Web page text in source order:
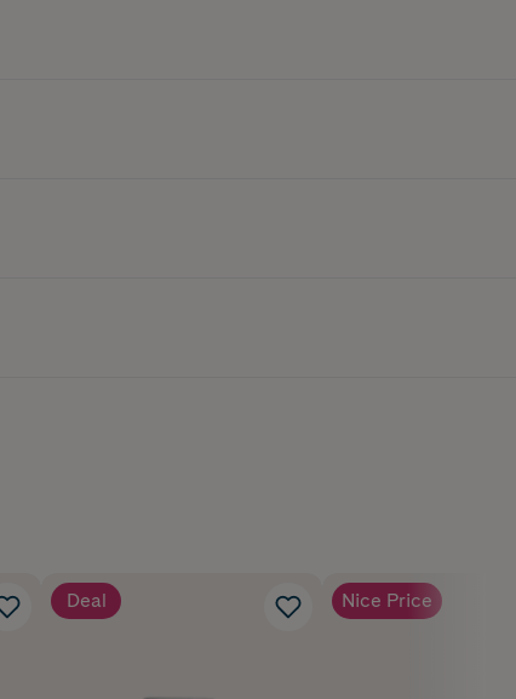
Deal Nice Price